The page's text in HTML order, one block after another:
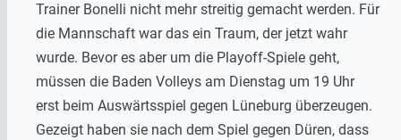
Trainer Bonelli nicht mehr streitig gemacht werden. Für
die Mannschaft war das ein Traum, der jetzt wahr
wurde. Bevor es aber um die Playoff-Spiele geht,
müssen die Baden Volleys am Dienstag um 19 Uhr
erst beim Auswärtsspiel gegen Lüneburg überzeugen.
Gezeigt haben sie nach dem Spiel gegen Düren, dass